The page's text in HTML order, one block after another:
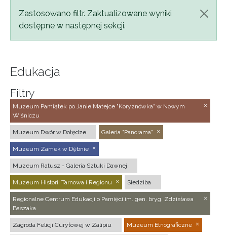
Komunikat
Zastosowano filtr. Zaktualizowane wyniki
dostępne w następnej sekcji.
Edukacja
Filtry
Muzeum Pamiątek po Janie Matejce "Koryznówka" w Nowym
Wiśniczu
Muzeum Dwór w Dołędze Galeria "Panorama"
Muzeum Zamek w Dębnie
Muzeum Ratusz - Galeria Sztuki Dawnej
Muzeum Historii Tarnowa i Regionu Siedziba
Regionalne Centrum Edukacji o Pamięci im. gen. bryg. Zdzisława
Baszaka
Zagroda Felicji Curyłowej w Zalipiu Muzeum Etnograficzne